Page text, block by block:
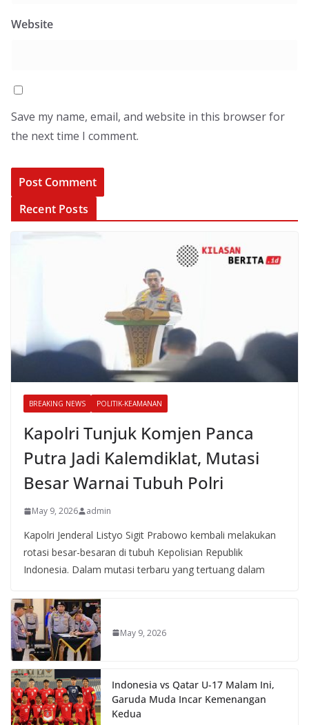
Website
Save my name, email, and website in this browser for
the next time I comment.
Recent Posts
BREAKING NEWS POLITIK-KEAMANAN
Kapolri Tunjuk Komjen Panca
Putra Jadi Kalemdiklat, Mutasi
Besar Warnai Tubuh Polri
May 9, 2026 admin
Kapolri Jenderal Listyo Sigit Prabowo kembali melakukan
rotasi besar-besaran di tubuh Kepolisian Republik
Indonesia. Dalam mutasi terbaru yang tertuang dalam
May 9, 2026
Indonesia vs Qatar U-17 Malam Ini,
Garuda Muda Incar Kemenangan
Kedua